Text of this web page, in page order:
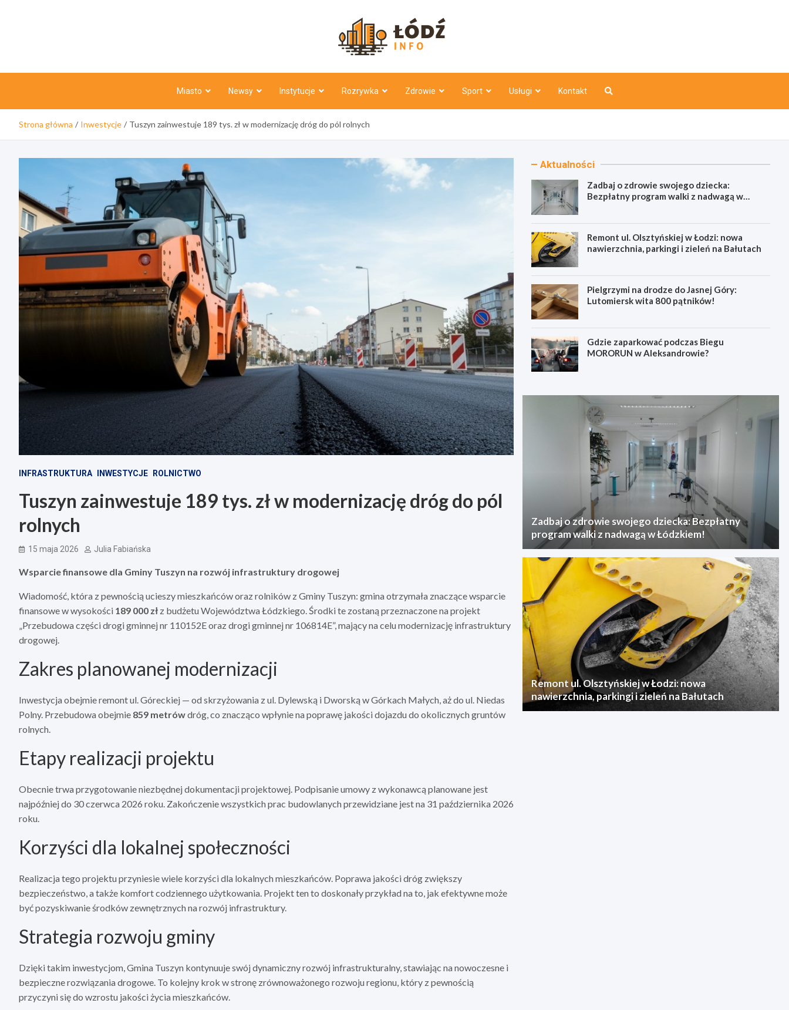
Miasto Newsy Instytucje Rozrywka Zdrowie Sport Usługi Kontakt
Strona główna Inwestycje Tuszyn zainwestuje 189 tys. zł w modernizację dróg do pól rolnych
INFRASTRUKTURA INWESTYCJE ROLNICTWO
Tuszyn zainwestuje 189 tys. zł w modernizację dróg do pól
rolnych
15 maja 2026 Julia Fabiańska
Wsparcie finansowe dla Gminy Tuszyn na rozwój infrastruktury drogowej
Wiadomość, która z pewnością ucieszy mieszkańców oraz rolników z Gminy Tuszyn: gmina otrzymała znaczące wsparcie
finansowe w wysokości 189 000 zł z budżetu Województwa Łódzkiego. Środki te zostaną przeznaczone na projekt
„Przebudowa części drogi gminnej nr 110152E oraz drogi gminnej nr 106814E”, mający na celu modernizację infrastruktury
drogowej.
Zakres planowanej modernizacji
Inwestycja obejmie remont ul. Góreckiej — od skrzyżowania z ul. Dylewską i Dworską w Górkach Małych, aż do ul. Niedas
Polny. Przebudowa obejmie 859 metrówdróg, co znacząco wpłynie na poprawę jakości dojazdu do okolicznych gruntów
rolnych.
Etapy realizacji projektu
Obecnie trwa przygotowanie niezbędnej dokumentacji projektowej. Podpisanie umowy z wykonawcą planowane jest
najpóźniej do 30 czerwca 2026 roku. Zakończenie wszystkich prac budowlanych przewidziane jest na 31 października 2026
roku.
Korzyści dla lokalnej społeczności
Realizacja tego projektu przyniesie wiele korzyści dla lokalnych mieszkańców. Poprawa jakości dróg zwiększy
bezpieczeństwo, a także komfort codziennego użytkowania. Projekt ten to doskonały przykład na to, jak efektywne może
być pozyskiwanie środków zewnętrznych na rozwój infrastruktury.
Strategia rozwoju gminy
Dzięki takim inwestycjom, Gmina Tuszyn kontynuuje swój dynamiczny rozwój infrastrukturalny, stawiając na nowoczesne i
bezpieczne rozwiązania drogowe. To kolejny krok w stronę zrównoważonego rozwoju regionu, który z pewnością
przyczyni się do wzrostu jakości życia mieszkańców.
Aktualności
Zadbaj o zdrowie swojego dziecka:
Bezpłatny program walki z nadwagą w
Remont ul. Olsztyńskiej w Łodzi: nowa
nawierzchnia, parkingi i zieleń na Bałutach
Pielgrzymi na drodze do Jasnej Góry:
Lutomiersk wita 800 pątników!
Gdzie zaparkować podczas Biegu
MORORUN w Aleksandrowie?
Zadbaj o zdrowie swojego dziecka: Bezpłatny
program walki z nadwagą w Łódzkiem!
Remont ul. Olsztyńskiej w Łodzi: nowa
nawierzchnia, parkingi i zieleń na Bałutach